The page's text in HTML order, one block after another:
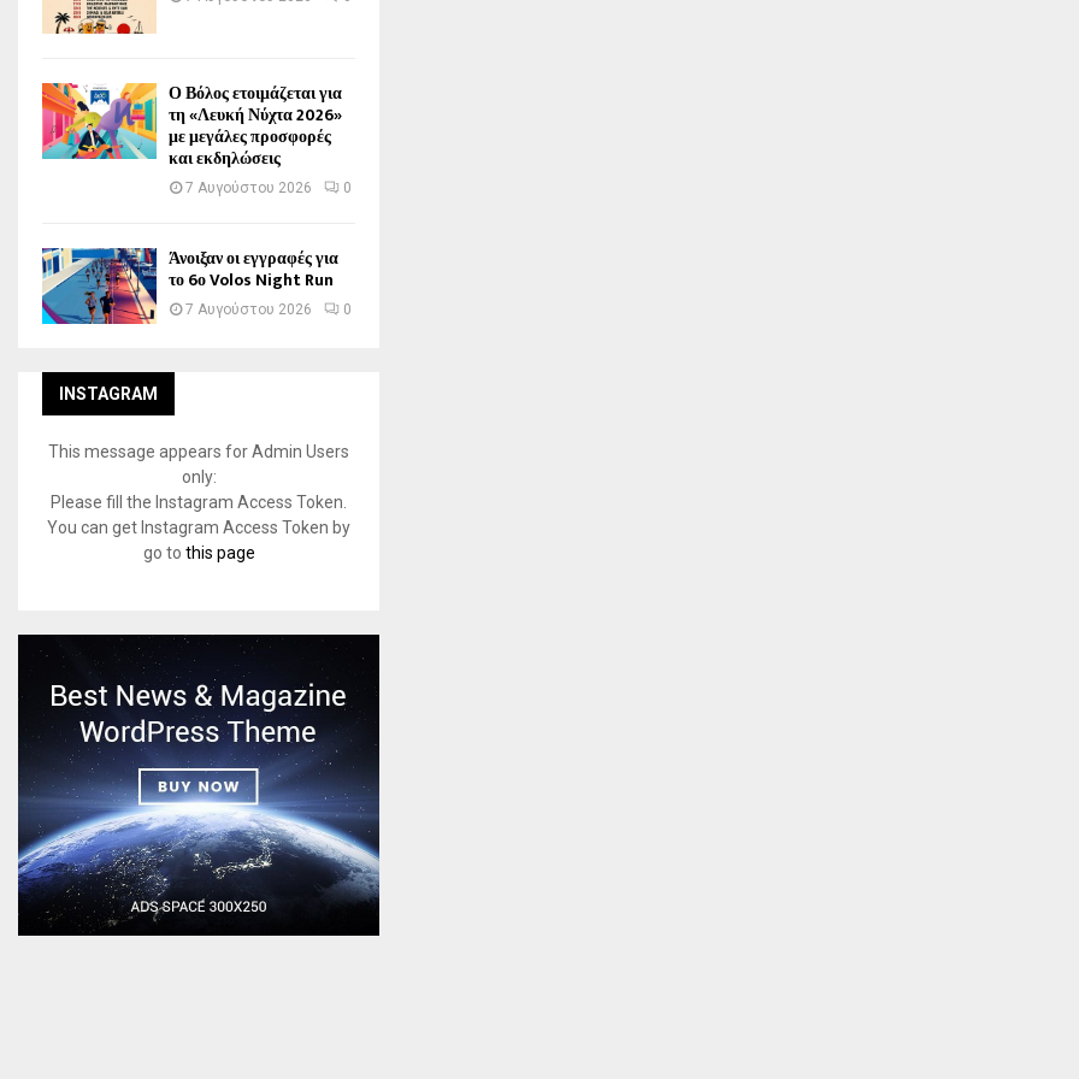
Ο Βόλος ετοιμάζεται για
τη «Λευκή Νύχτα 2026»
με μεγάλες προσφορές
και εκδηλώσεις
7 Αυγούστου 2026 0
Άνοιξαν οι εγγραφές για
το 6ο Volos Night Run
7 Αυγούστου 2026 0
INSTAGRAM
This message appears for Admin Users
only:
Please fill the Instagram Access Token.
You can get Instagram Access Token by
go to this page